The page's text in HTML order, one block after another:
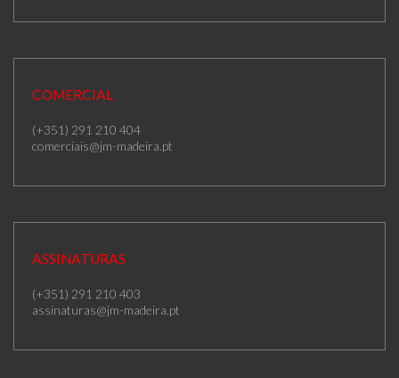
COMERCIAL
(+351) 291 210 404
comerciais@jm-madeira.pt
ASSINATURAS
(+351) 291 210 403
assinaturas@jm-madeira.pt